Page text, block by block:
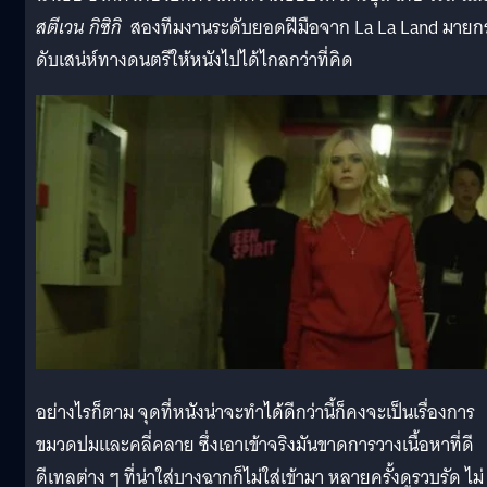
สตีเวน กิซิกิ สองทีมงานระดับยอดฝีมือจาก La La Land มายก
ดับเสน่ห์ทางดนตรีให้หนังไปได้ไกลกว่าที่คิด
อย่างไรก็ตาม จุดที่หนังน่าจะทำได้ดีกว่านี้ก็คงจะเป็นเรื่องการ
ขมวดปมและคลี่คลาย ซึ่งเอาเข้าจริงมันขาดการวางเนื้อหาที่ดี
ดีเทลต่าง ๆ ที่น่าใส่บางฉากก็ไม่ใส่เข้ามา หลายครั้งดูรวบรัด ไม่